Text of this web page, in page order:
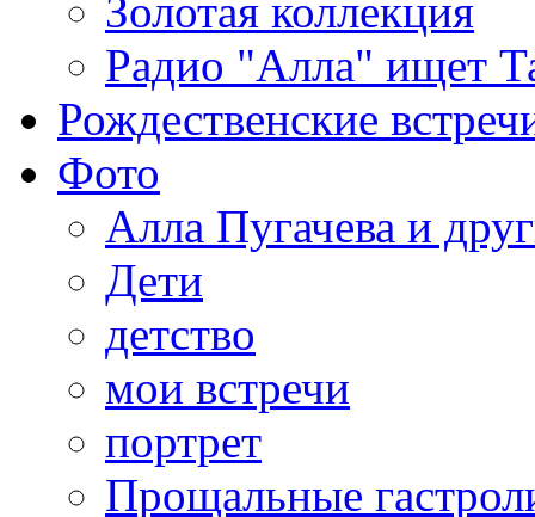
Золотая коллекция
Радио "Алла" ищет
Рождественские
Фото
Алла Пугачева и
Дети
детство
мои встречи
портрет
Прощальные